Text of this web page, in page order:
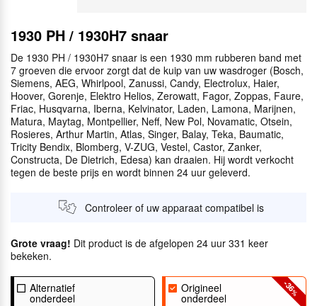
1930 PH / 1930H7 snaar
De 1930 PH / 1930H7 snaar is een 1930 mm rubberen band met
7 groeven die ervoor zorgt dat de kuip van uw wasdroger (Bosch,
Siemens, AEG, Whirlpool, Zanussi, Candy, Electrolux, Haier,
Hoover, Gorenje, Elektro Helios, Zerowatt, Fagor, Zoppas, Faure,
Friac, Husqvarna, Iberna, Kelvinator, Laden, Lamona, Marijnen,
Matura, Maytag, Montpellier, Neff, New Pol, Novamatic, Otsein,
Rosieres, Arthur Martin, Atlas, Singer, Balay, Teka, Baumatic,
Tricity Bendix, Blomberg, V-ZUG, Vestel, Castor, Zanker,
Constructa, De Dietrich, Edesa) kan draaien. Hij wordt verkocht
tegen de beste prijs en wordt binnen 24 uur geleverd.
Controleer of uw apparaat compatibel is
Grote vraag! Dit product is de afgelopen 24 uur 331 keer
bekeken.
Alternatief
onderdeel
-36
%
Origineel
onderdeel